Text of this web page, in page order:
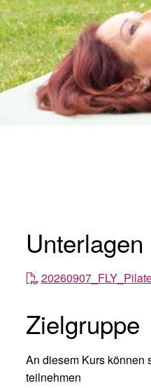
Unterlagen
Zielgruppe
An diesem Kurs können
teilnehmen